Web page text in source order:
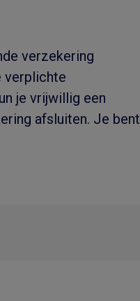
verzekering
verplichte
je vrijwillig een
afsluiten. Je bent